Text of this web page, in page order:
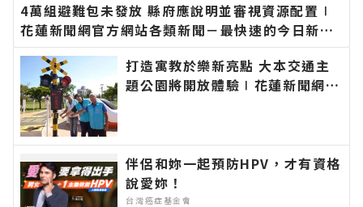
4萬組避難包未發放 縣府應說明並審視資源配置∣
花蓮新聞網官方網站各類新聞－最快速的今日新聞
報導 最新的在地資訊！
打造寓教於樂新亮點 大本交通主
題公園將開放體驗∣花蓮新聞網官
伴侶和妳一起預防HPV，才有資格
說愛妳！
台灣癌症基金會